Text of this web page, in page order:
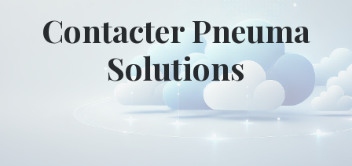
Contacter Pneuma
Solutions